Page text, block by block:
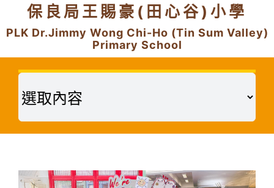
保良局王賜豪(田心谷)小學
PLK Dr.Jimmy Wong Chi-Ho (Tin Sum Valley)
Primary School